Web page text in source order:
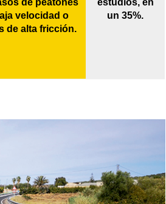
velocidad o
de alta fricción.
un 35%.